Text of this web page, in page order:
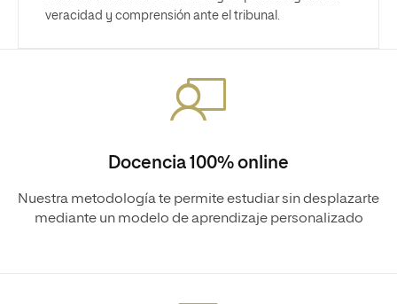
veracidad y comprensión ante el tribunal.
Docencia 100% online
Nuestra metodología te permite estudiar sin desplazarte
mediante un modelo de aprendizaje personalizado